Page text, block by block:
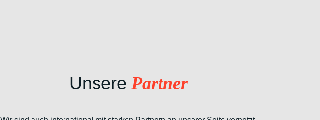
Unsere Partner